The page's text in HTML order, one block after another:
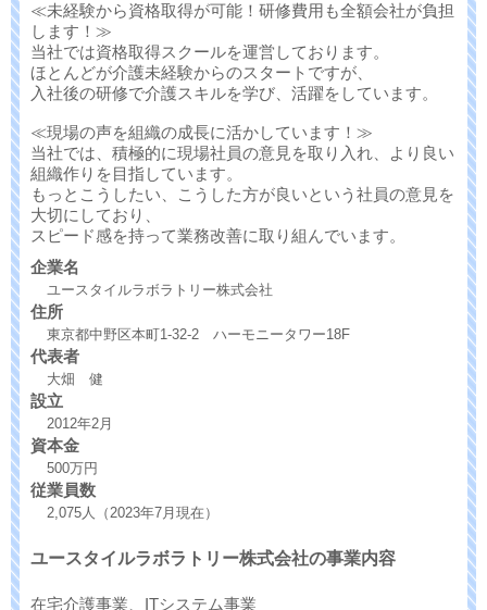
≪未経験から資格取得が可能！研修費用も全額会社が負担
します！≫
当社では資格取得スクールを運営しております。
ほとんどが介護未経験からのスタートですが、
入社後の研修で介護スキルを学び、活躍をしています。
≪現場の声を組織の成長に活かしています！≫
当社では、積極的に現場社員の意見を取り入れ、より良い
組織作りを目指しています。
もっとこうしたい、こうした方が良いという社員の意見を
大切にしており、
スピード感を持って業務改善に取り組んでいます。
企業名
ユースタイルラボラトリー株式会社
住所
東京都中野区本町1-32-2 ハーモニータワー18F
代表者
大畑 健
設立
2012年2月
資本金
500万円
従業員数
2,075人（2023年7月現在）
ユースタイルラボラトリー株式会社の事業内容
在宅介護事業、ITシステム事業